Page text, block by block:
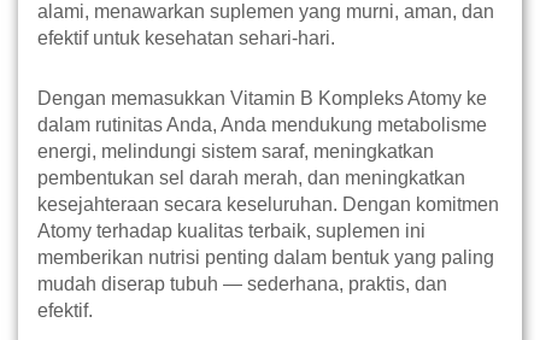
alami, menawarkan suplemen yang murni, aman, dan
efektif untuk kesehatan sehari-hari.
Dengan memasukkan Vitamin B Kompleks Atomy ke
dalam rutinitas Anda, Anda mendukung metabolisme
energi, melindungi sistem saraf, meningkatkan
pembentukan sel darah merah, dan meningkatkan
kesejahteraan secara keseluruhan. Dengan komitmen
Atomy terhadap kualitas terbaik, suplemen ini
memberikan nutrisi penting dalam bentuk yang paling
mudah diserap tubuh — sederhana, praktis, dan
efektif.